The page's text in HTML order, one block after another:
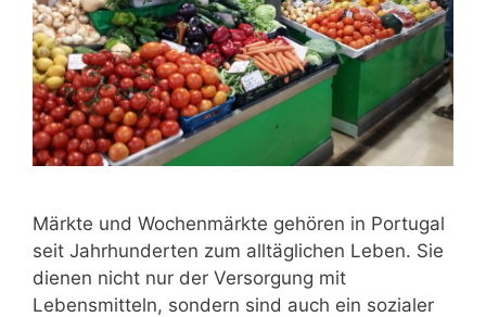
Märkte und Wochenmärkte gehören in Portugal
seit Jahrhunderten zum alltäglichen Leben. Sie
dienen nicht nur der Versorgung mit
Lebensmitteln, sondern sind auch ein sozialer